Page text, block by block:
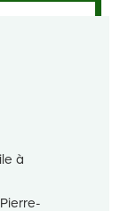
à